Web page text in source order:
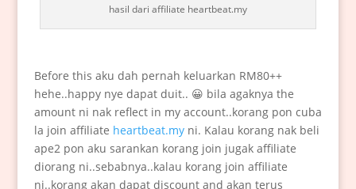
hasil dari affiliate heartbeat.my
Before this aku dah pernah keluarkan RM80++
hehe..happy nye dapat duit.. 😀 bila agaknya the
amount ni nak reflect in my account..korang pon cuba
la join affiliate heartbeat.myni. Kalau korang nak beli
ape2 pon aku sarankan korang join jugak affiliate
diorang ni..sebabnya..kalau korang join affiliate
ni..korang akan dapat discount and akan terus